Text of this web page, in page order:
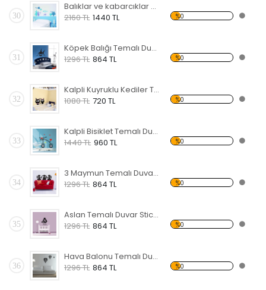
30
Balıklar ve kabarcıklar Temalı Duvar Sticker
2160 TL 1440 TL %0
31
Köpek Balığı Temalı Duvar Sticker
1296 TL 864 TL %0
32
Kalpli Kuyruklu Kediler Temalı Duvar Sticker
1080 TL 720 TL %0
33
Kalpli Bisiklet Temalı Duvar Sticker
1440 TL 960 TL %0
34
3 Maymun Temalı Duvar Sticker
1296 TL 864 TL %0
35
Aslan Temalı Duvar Sticker
1296 TL 864 TL %0
36
Hava Balonu Temalı Duvar Sticker
1296 TL 864 TL %0